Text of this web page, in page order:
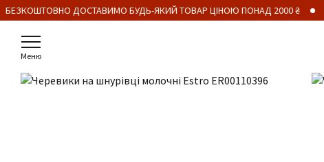
ДОСТАВИМО БУДЬ-ЯКИЙ ТОВАР ЦІНОЮ ПОНАД 2000 ₴
Меню